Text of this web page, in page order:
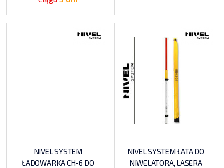
NIVEL SYSTEM
ŁADOWARKA CH-6 DO
NIVEL SYSTEM ŁATA DO
NIWELATORA, LASERA